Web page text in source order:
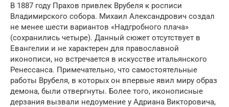
В 1887 году Прахов привлек Врубеля к росписи
Владимирского собора. Михаил Александрович создал
не менее шести вариантов «Надгробного плача»
(сохранились четыре). Данный сюжет отсутствует в
Евангелии и не характерен для православной
иконописи, но встречается в искусстве итальянского
Ренессанса. Примечательно, что самостоятельные
работы Врубеля, в которых он впервые явил миру образ
демона, были отвергнуты. Более того, иконописные
дерзания вызвали недоумение у Адриана Викторовича,